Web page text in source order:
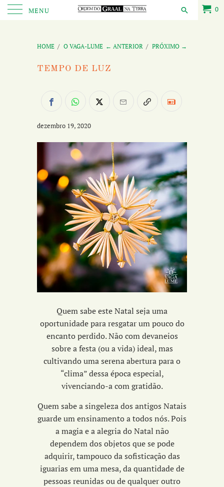
MENU 0
HOME / O VAGA-LUME ← ANTERIOR / PRÓXIMO →
TEMPO DE LUZ
dezembro 19, 2020
Quem sabe este Natal seja uma
oportunidade para resgatar um pouco do
encanto perdido. Não com devaneios
sobre a festa (ou a vida) ideal, mas
cultivando uma serena abertura para o
“clima” dessa época especial,
vivenciando-a com gratidão.
Quem sabe a singeleza dos antigos Natais
guarde um ensinamento a todos nós. Pois
a magia e a alegria do Natal não
dependem dos objetos que se pode
adquirir, tampouco da sofisticação das
iguarias em uma mesa, da quantidade de
pessoas reunidas ou de qualquer outro